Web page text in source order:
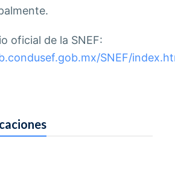
oficial de la SNEF:
SNEF/